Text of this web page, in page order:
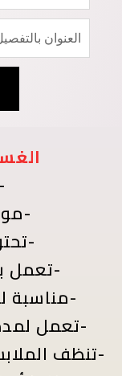
-
-
-تعمل
-مناسبة
-تعمل لمدة 30 دقيقة وتفصل
-تنظف